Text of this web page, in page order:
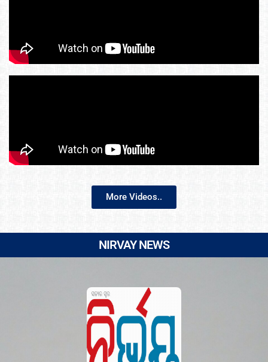
More Videos..
NIRVAY NEWS